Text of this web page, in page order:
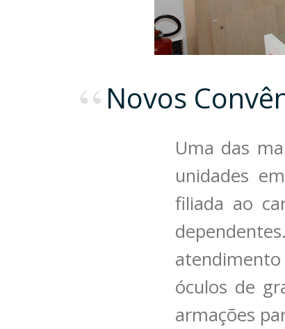
Novos
Uma das
unidades
filiada ao
óculos de
armações